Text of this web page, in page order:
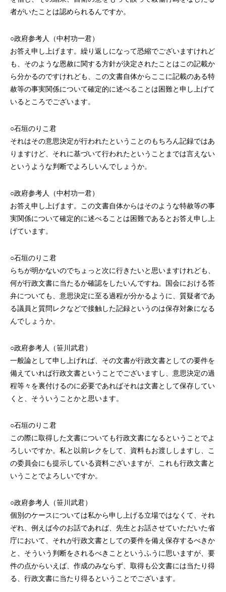
者がいたことは認められるんですか。
○政府参考人（中村功一君）
お答え申し上げます。繰り返しになって恐縮でございますけれど
も、そのような恩赦に関する方針が決定されたことはこの記載か
ら分かるのですけれども、この文書自体からここに記載のある特
赦等の事実関係について確定的に述べることは困難と申し上げて
いるところでございます。
○石垣のりこ君
それはその意思決定が行われたということのもちろん記録ではあ
りますけど、それに基づいて行われたということまでは言えない
というような判断でよろしいんでしょうか。
○政府参考人（中村功一君）
お答え申し上げます。この文書自体からはそのような特赦等の事
実関係について確定的に述べることは困難であるとお答え申し上
げています。
○石垣のりこ君
らちが明かないのでちょっと次に行きたいと思いますけれども、
何が行政文書に当たるか確認をしたいんですね。国会における答
弁についても、意思決定に至る過程が分かるように、質疑者であ
る議員と質問レクなどで接触した記録というのは保存対象になる
んでしょうか。
○政府参考人（笹川武君）
一般論として申し上げれば、その文書が行政文書としての要件を
備えていれば行政文書ということでございますし、意思決定の過
程等々を裏付けるのに必要であればそれは文書として保存してい
くと、そういうことかと思います。
○石垣のりこ君
この際に取得した文書についても行政文書になるということでよ
ろしいですか。私と以前レクをして、資料もお渡ししますし、こ
の委員会にも提示している資料ございますが、これも行政文書と
いうことでよろしいですか。
○政府参考人（笹川武君）
個別のケースについては私から申し上げる立場ではなくて、それ
ぞれ、例えば今のお話であれば、先生とお話させていただいた省
庁において、それが行政文書としての要件を備え保存するべきか
と、そういう判断をされるべきことというふうに思いますが、要
件の点からいえば、作成のみならず、取得も公文書には当たり得
る、行政文書に当たり得るということでございます。